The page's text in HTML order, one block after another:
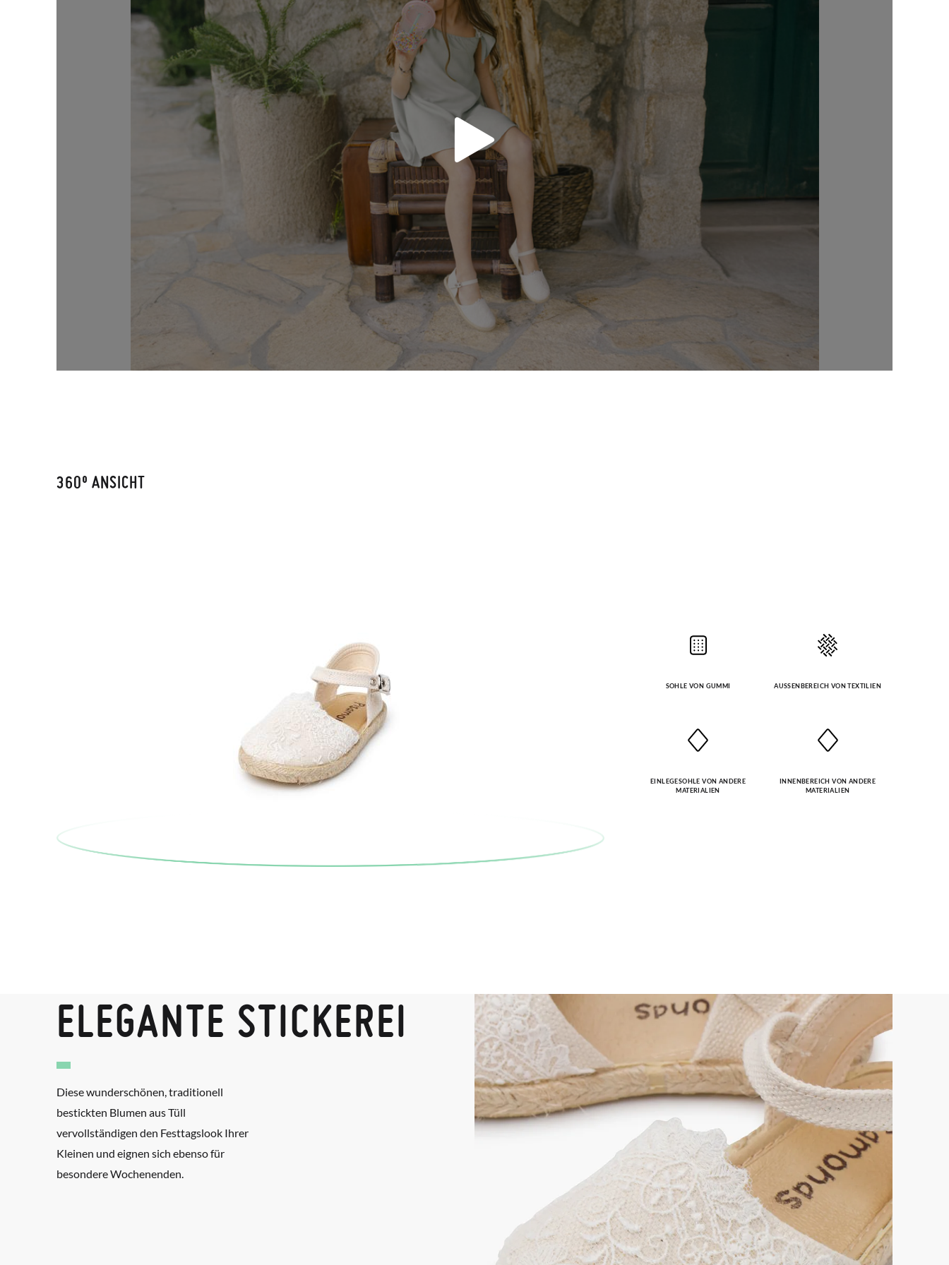
360º ANSICHT
SOHLE VON GUMMI AUSSENBEREICH VON TEXTILIEN
EINLEGESOHLE VON ANDERE
MATERIALIEN
INNENBEREICH VON ANDERE
MATERIALIEN
ELEGANTE STICKEREI
Diese wunderschönen, traditionell
bestickten Blumen aus Tüll
vervollständigen den Festtagslook Ihrer
Kleinen und eignen sich ebenso für
besondere Wochenenden.